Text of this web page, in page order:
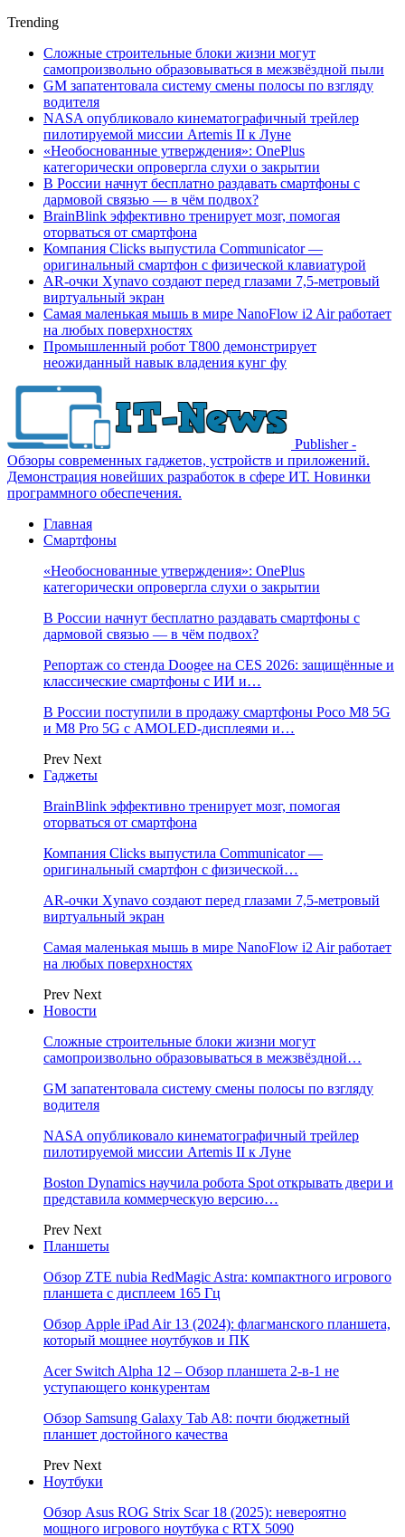
Trending
Сложные строительные блоки жизни могут
самопроизвольно образовываться в межзвёздной пыли
GM запатентовала систему смены полосы по взгляду
водителя
NASA опубликовало кинематографичный трейлер
пилотируемой миссии Artemis II к Луне
«Необоснованные утверждения»: OnePlus
категорически опровергла слухи о закрытии
В России начнут бесплатно раздавать смартфоны с
дармовой связью — в чём подвох?
BrainBlink эффективно тренирует мозг, помогая
оторваться от смартфона
Компания Clicks выпустила Communicator —
оригинальный смартфон с физической клавиатурой
AR-очки Xynavo создают перед глазами 7,5-метровый
виртуальный экран
Самая маленькая мышь в мире NanoFlow i2 Air работает
на любых поверхностях
Промышленный робот Т800 демонстрирует
неожиданный навык владения кунг фу
Publisher -
Обзоры современных гаджетов, устройств и приложений.
Демонстрация новейших разработок в сфере ИТ. Новинки
программного обеспечения.
Главная
Смартфоны
«Необоснованные утверждения»: OnePlus
категорически опровергла слухи о закрытии
В России начнут бесплатно раздавать смартфоны с
дармовой связью — в чём подвох?
Репортаж со стенда Doogee на CES 2026: защищённые и
классические смартфоны с ИИ и…
В России поступили в продажу смартфоны Poco M8 5G
и M8 Pro 5G с AMOLED-дисплеями и…
Prev Next
Гаджеты
BrainBlink эффективно тренирует мозг, помогая
оторваться от смартфона
Компания Clicks выпустила Communicator —
оригинальный смартфон с физической…
AR-очки Xynavo создают перед глазами 7,5-метровый
виртуальный экран
Самая маленькая мышь в мире NanoFlow i2 Air работает
на любых поверхностях
Prev Next
Новости
Сложные строительные блоки жизни могут
самопроизвольно образовываться в межзвёздной…
GM запатентовала систему смены полосы по взгляду
водителя
NASA опубликовало кинематографичный трейлер
пилотируемой миссии Artemis II к Луне
Boston Dynamics научила робота Spot открывать двери и
представила коммерческую версию…
Prev Next
Планшеты
Обзор ZTE nubia RedMagic Astra: компактного игрового
планшета с дисплеем 165 Гц
Обзор Apple iPad Air 13 (2024): флагманского планшета,
который мощнее ноутбуков и ПК
Acer Switch Alpha 12 – Обзор планшета 2-в-1 не
уступающего конкурентам
Обзор Samsung Galaxy Tab A8: почти бюджетный
планшет достойного качества
Prev Next
Ноутбуки
Обзор Asus ROG Strix Scar 18 (2025): невероятно
мощного игрового ноутбука с RTX 5090